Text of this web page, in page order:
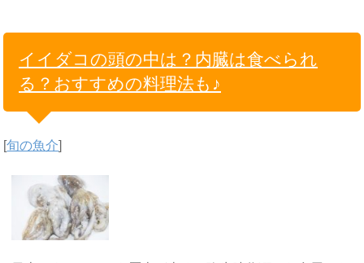
イイダコの頭の中は？内臓は食べられ
る？おすすめの料理法も♪
[旬の魚介]